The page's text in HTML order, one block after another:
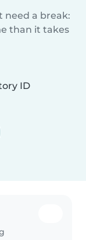
need a break:
than it takes
ID